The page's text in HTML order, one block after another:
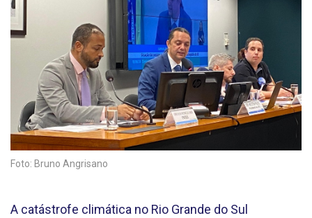
Foto: Bruno Angrisano
A catástrofe climática no Rio Grande do Sul